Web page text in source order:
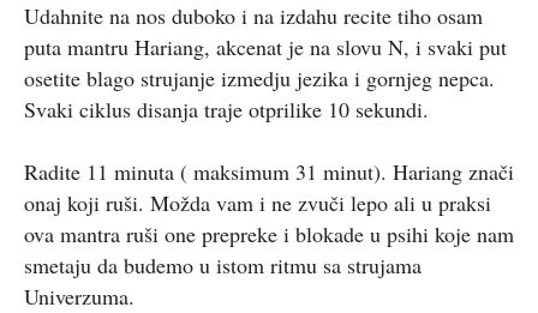
Udahnite na nos duboko i na izdahu recite tiho osam
puta mantru Hariang, akcenat je na slovu N, i svaki put
osetite blago strujanje izmedju jezika i gornjeg nepca.
Svaki ciklus disanja traje otprilike 10 sekundi.
Radite 11 minuta ( maksimum 31 minut). Hariang znači
onaj koji ruši. Možda vam i ne zvuči lepo ali u praksi
ova mantra ruši one prepreke i blokade u psihi koje nam
smetaju da budemo u istom ritmu sa strujama
Univerzuma.